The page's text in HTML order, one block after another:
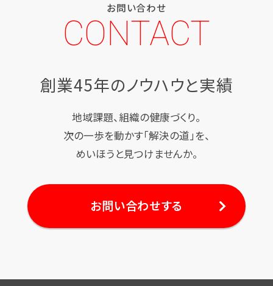
お問い合わせ
CONTACT
創業45年のノウハウと実績
地域課題、組織の健康づくり。
次の一歩を動かす「解決の道」を、
めいほうと見つけませんか。
お問い合わせする